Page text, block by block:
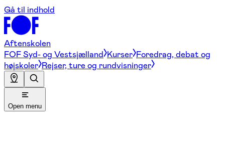
Gå til indhold
Aftenskolen
FOF Syd- og Vestsjælland Kurser Foredrag, debat og
højskoler Rejser, ture og rundvisninger
Open menu